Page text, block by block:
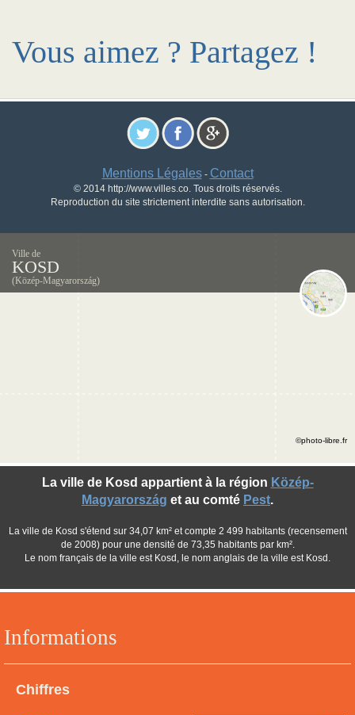
Vous aimez ? Partagez !
Mentions Légales- Contact
© 2014 http://www.villes.co. Tous droits réservés.
Reproduction du site strictement interdite sans autorisation.
Ville de
KOSD
(Közép-Magyarország)
Informations
Chiffres
La ville de Kosd appartient à la région Közép-
Magyarország et au comté Pest.
La ville de Kosd s'étend sur 34,07 km² et compte 2 499 habitants (recensement
de 2008) pour une densité de 73,35 habitants par km².
Le nom français de la ville est Kosd, le nom anglais de la ville est Kosd.
©photo-libre.fr